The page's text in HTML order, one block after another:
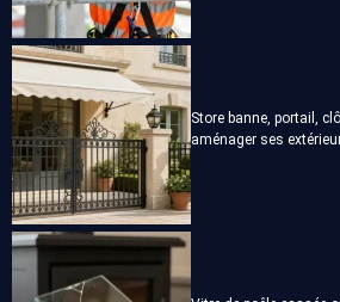
Store banne, portail,
aménager ses